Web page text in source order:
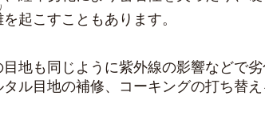
を起こすこともあります。
地も同じように紫外線の影響などで
ル目地の補修、コーキングの打ち替え